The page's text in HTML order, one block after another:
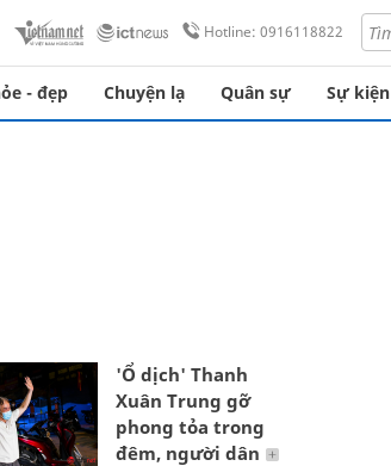
Hotline: 0916118822
- đẹp Chuyện lạ Quân sự Sự kiện
'Ổ dịch' Thanh
Xuân Trung gỡ
phong tỏa trong
đêm, người dân